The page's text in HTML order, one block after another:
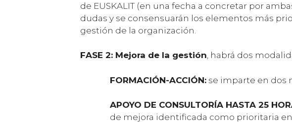
de EUSKALIT (en una fecha a concretar por
dudas y se consensuarán los elementos más
gestión de la organización.
FASE 2: Mejora de la gestión, habrá dos
FORMACIÓN-ACCIÓN: se imparte en dos
APOYO DE CONSULTORÍA HASTA 25
de mejora identificada como prioritaria en